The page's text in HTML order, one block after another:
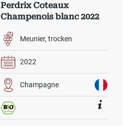
Perdrix Coteaux
Champenois blanc 2022
Meunier trocken
2022
Champagne